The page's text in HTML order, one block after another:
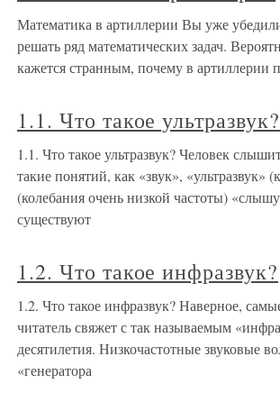
Математика в артиллерии Вы уже
решать ряд математических задач.
кажется странным, почему в артиллерии
1.1. Что такое ультразвук?
1.1. Что такое ультразвук? Человек
такие понятий, как «звук», «ультразвук»
(колебания очень низкой частоты)
существуют
1.2. Что такое инфразвук?
1.2. Что такое инфразвук? Наверное,
читатель свяжет с так называемым
десятилетия. Низкочастотные звуковые
«генератора